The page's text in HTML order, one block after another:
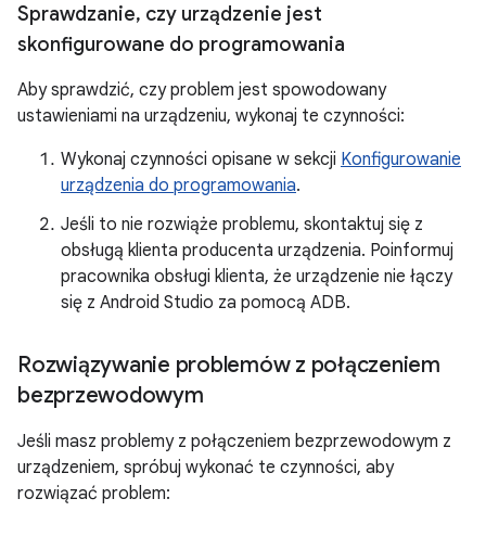
Sprawdzanie, czy urządzenie jest
skonfigurowane do programowania
Aby sprawdzić, czy problem jest spowodowany
ustawieniami na urządzeniu, wykonaj te czynności:
Wykonaj czynności opisane w sekcji Konfigurowanie
urządzenia do programowania.
Jeśli to nie rozwiąże problemu, skontaktuj się z
obsługą klienta producenta urządzenia. Poinformuj
pracownika obsługi klienta, że urządzenie nie łączy
się z Android Studio za pomocą ADB.
Rozwiązywanie problemów z połączeniem
bezprzewodowym
Jeśli masz problemy z połączeniem bezprzewodowym z
urządzeniem, spróbuj wykonać te czynności, aby
rozwiązać problem: